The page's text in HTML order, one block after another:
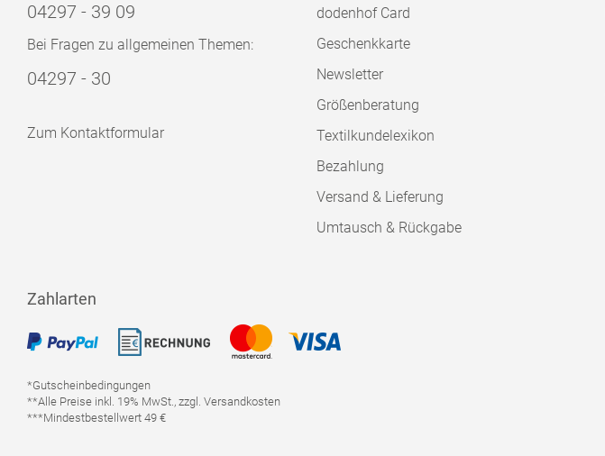
04297 - 39 09
Bei Fragen zu allgemeinen Themen:
04297 - 30
Zum Kontaktformular
dodenhof Card
Geschenkkarte
Newsletter
Größenberatung
Textilkundelexikon
Bezahlung
Versand & Lieferung
Umtausch & Rückgabe
Zahlarten
*Gutscheinbedingungen
**Alle Preise inkl. 19% MwSt., zzgl. Versandkosten
***Mindestbestellwert 49 €